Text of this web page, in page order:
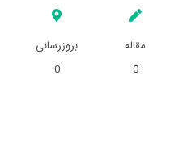
مقاله
0
بروزرسانی
0